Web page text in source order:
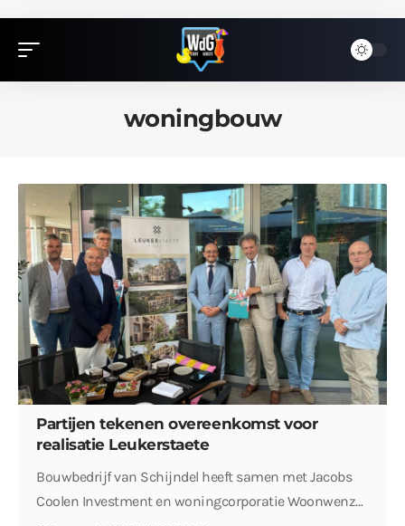
woningbouw
Partijen tekenen overeenkomst voor
realisatie Leukerstaete
Bouwbedrijf van Schijndel heeft samen met Jacobs
Coolen Investment en woningcorporatie Woonwenz…